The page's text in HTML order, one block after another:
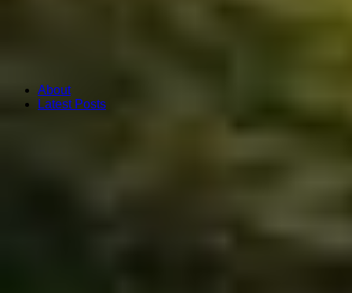
About
Latest Posts